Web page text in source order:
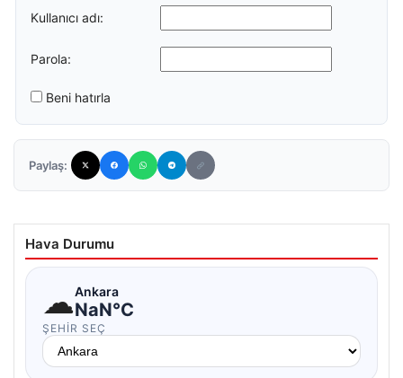
Kullanıcı adı:
Parola:
Beni hatırla
Paylaş:
Hava Durumu
☁Ankara
NaN°C
ŞEHIR SEÇ